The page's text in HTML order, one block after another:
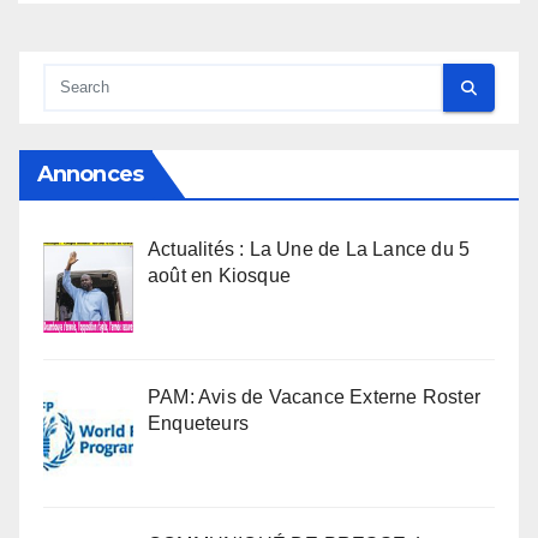
Annonces
Actualités : La Une de La Lance du 5
août en Kiosque
PAM: Avis de Vacance Externe Roster
Enqueteurs